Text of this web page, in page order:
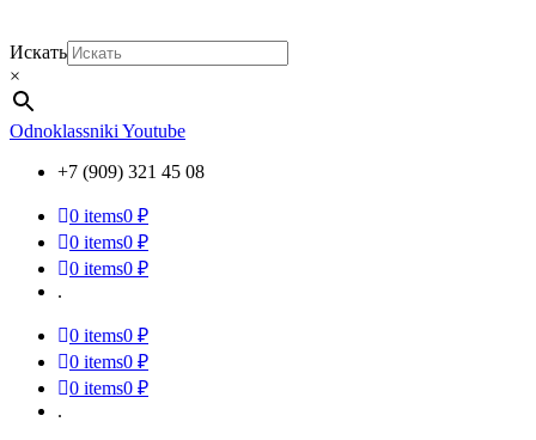
Искать
×
Odnoklassniki Youtube
+7 (909) 321 45 08
0 items0 ₽
0 items0 ₽
0 items0 ₽
.
0 items0 ₽
0 items0 ₽
0 items0 ₽
.